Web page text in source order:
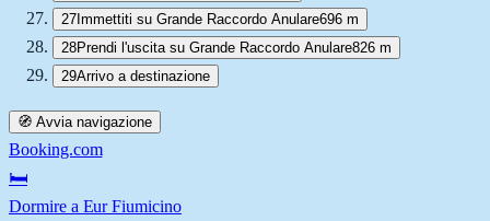
27Immettiti su Grande Raccordo Anulare696 m
28Prendi l'uscita su Grande Raccordo Anulare826 m
29Arrivo a destinazione
🧭 Avvia navigazione
Booking.com
🛏️
Dormire a Eur Fiumicino